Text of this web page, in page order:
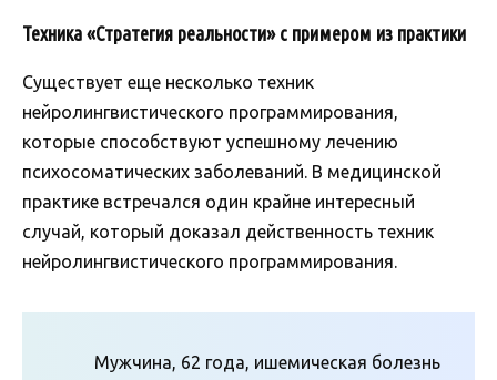
Техника «Стратегия реальности» с примером из практики
Существует еще несколько техник
нейролингвистического программирования,
которые способствуют успешному лечению
психосоматических заболеваний. В медицинской
практике встречался один крайне интересный
случай, который доказал действенность техник
нейролингвистического программирования.
Мужчина, 62 года, ишемическая болезнь